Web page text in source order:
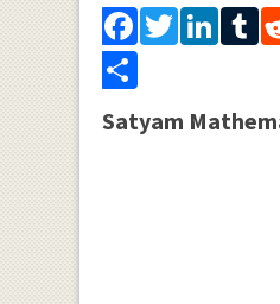
Share
Satyam